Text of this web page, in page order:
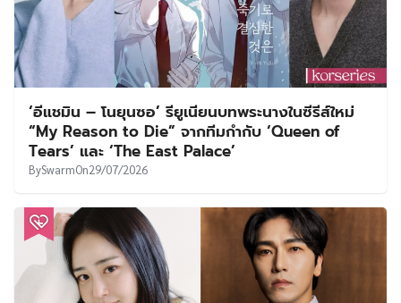
‘อีแชมิน – โนยุนซอ’ รียูเนียนบทพระนางในซีรีส์ใหม่
“My Reason to Die” จากทีมกำกับ ‘Queen of
Tears’ และ ‘The East Palace’
BySwarmOn29/07/2026